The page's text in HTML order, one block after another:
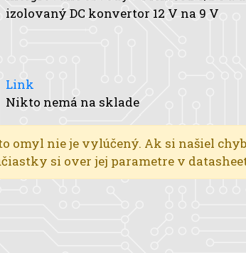
izolovaný DC konvertor 12 V na 9 V
Link
Nikto nemá na sklade
omyl nie je vylúčený. Ak si našiel
si over jej parametre v